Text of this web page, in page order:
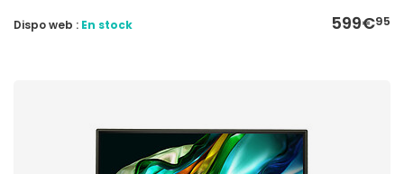
599€95
Dispo web : En stock